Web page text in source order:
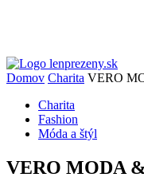
Domov Charita VERO
Charita
Fashion
Móda a štýl
VERO MODA